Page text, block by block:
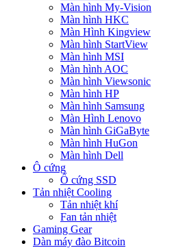
Màn hình My-Vision
Màn hình HKC
Màn Hình Kingview
Màn hình StartView
Màn hình MSI
Màn hình AOC
Màn hình Viewsonic
Màn hình HP
Màn hình Samsung
Màn Hình Lenovo
Màn hình GiGaByte
Màn hình HuGon
Màn hình Dell
Ô cứng
Ổ cứng SSD
Tản nhiệt Cooling
Tản nhiệt khí
Fan tản nhiệt
Gaming Gear
Dàn máy đào Bitcoin